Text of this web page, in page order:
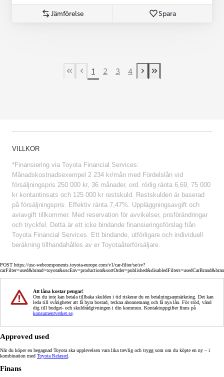
Jämförelse Spara
First Page
Previous page
1 2 3 4
Next page
Last Page
VILLKOR
*Finansiering via Toyota Financial Services:
Månadskostnadsexempel 2 234 kr/mån med Fördelslån vid
försäljningspris 250 000 kr, 36 månader, ord. rörlig ränta 6,69, 75 000
kr kontantinsats och 125 000 kr restskuld. Restskulden är baserad
på försäljningspris. Effektiv ränta 7,47%. Uppläggningsavgift och
aviavgift tillkommer. Med reservation för avvikelser, prisförändringar
och tryckfel. Detta är ett icke bindande finansieringsförslag från
Toyota Financial Services. Ett bindande, utförligare och individuell
beräkning tillhandahålles av er Toyotaåterförsäljare.
POST https://usc-webcomponents.toyota-europe.com/v1/car-filter/se/sv?
Att låna kostar pengar!
Om du inte kan betala tillbaka skulden i tid riskerar du en betalningsanmärkning. Det kan
leda till svårigheter att få hyra bostad, teckna abonnemang och få nya lån. För stöd, vänd
dig till budget- och skuldrådgivningen i din kommun. Kontaktuppgifter finns på
konsumentverket.se
Approved used
När du köper en begagnad Toyota ska upplevelsen vara lika trevlig och trygg som om du köpte en ny – i
kombination med Toyota Relaxed
Finans